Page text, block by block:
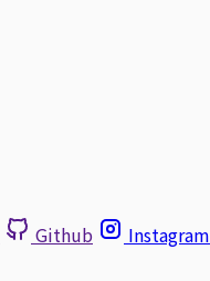
Github Instagram